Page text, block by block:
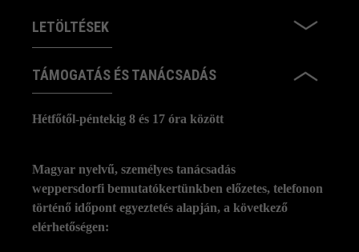
LETÖLTÉSEK
TÁMOGATÁS ÉS TANÁCSADÁS
Hétfőtől-péntekig 8 és 17 óra között
Magyar nyelvű, személyes tanácsadás
weppersdorfi bemutatókertünkben előzetes, telefonon
történő időpont egyeztetés alapján, a következő
elérhetőségen: